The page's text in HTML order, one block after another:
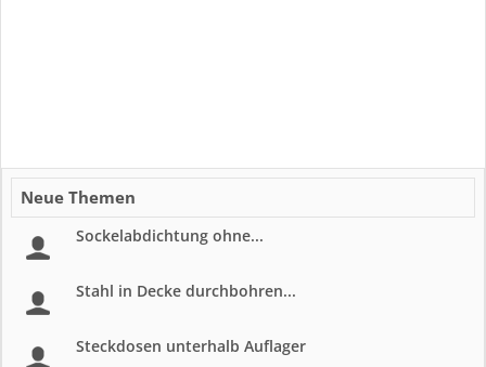
Neue Themen
Sockelabdichtung ohne...
Stahl in Decke durchbohren...
Steckdosen unterhalb Auflager